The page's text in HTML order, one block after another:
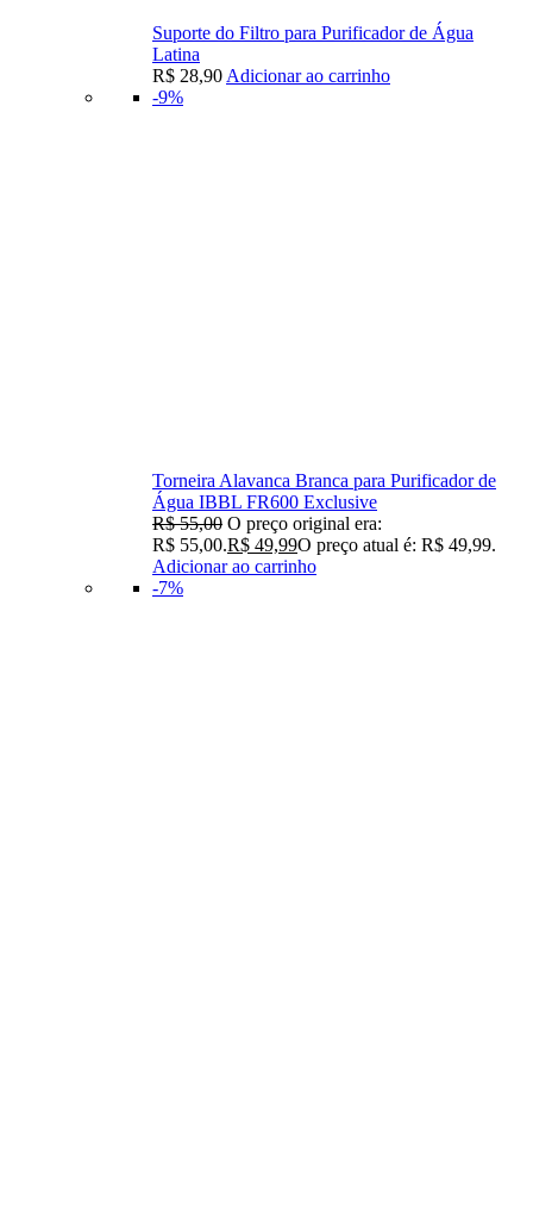
Suporte do Filtro para Purificador de Água
Latina
R$ 28,90 Adicionar ao carrinho
-9%
Torneira Alavanca Branca para Purificador de
Água IBBL FR600 Exclusive
R$55,00 O preço original era:
R$ 55,00.R$ 49,99O preço atual é: R$ 49,99.
Adicionar ao carrinho
-7%